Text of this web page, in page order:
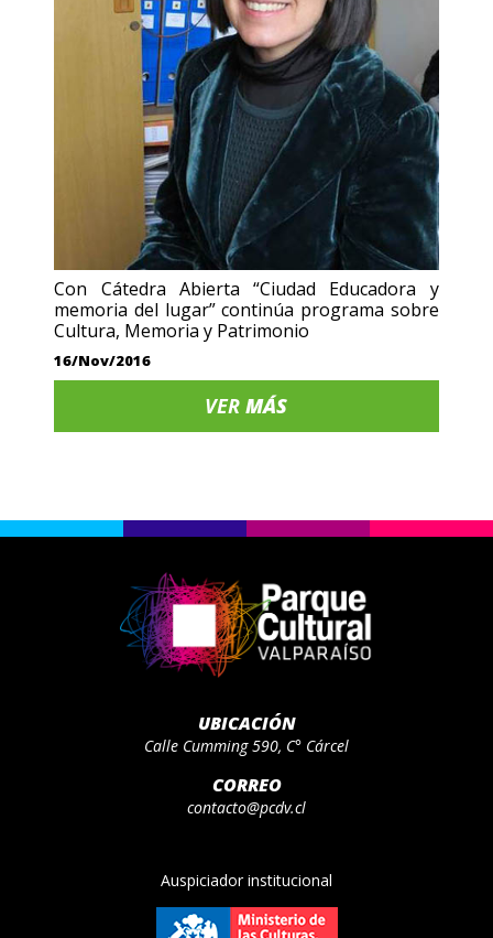
Con Cátedra Abierta “Ciudad Educadora y
memoria del lugar” continúa programa sobre
Cultura, Memoria y Patrimonio
16/Nov/2016
VERMÁS
UBICACIÓN
Calle Cumming 590, C° Cárcel
CORREO
contacto@pcdv.cl
Auspiciador institucional